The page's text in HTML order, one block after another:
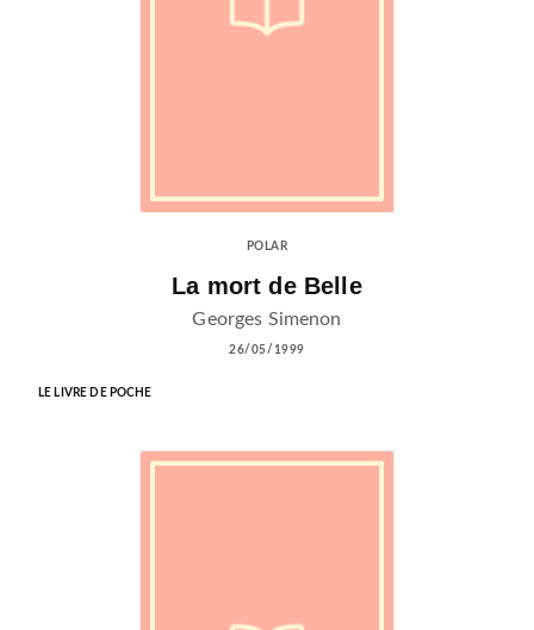
POLAR
La mort de Belle
Georges Simenon
26/05/1999
LE LIVRE DE POCHE